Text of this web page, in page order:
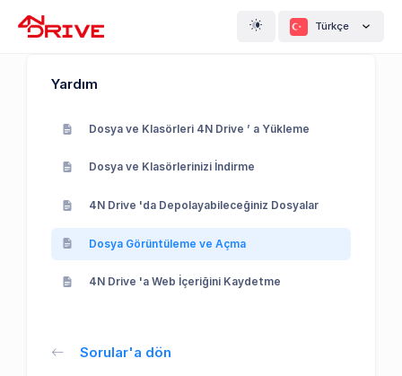
Türkçe
Yardım
Dosya ve Klasörleri 4N Drive ’ a Yükleme
Dosya ve Klasörlerinizi İndirme
4N Drive 'da Depolayabileceğiniz Dosyalar
Dosya Görüntüleme ve Açma
4N Drive 'a Web İçeriğini Kaydetme
Sorular'a dön